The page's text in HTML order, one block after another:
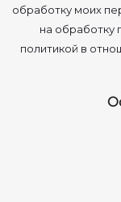
обработку моих
на обработку
политикой в